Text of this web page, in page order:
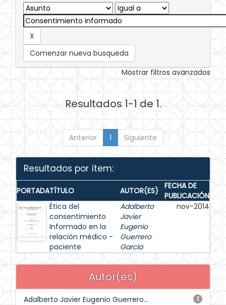
Comenzar nueva busqueda
Mostrar filtros avanzados
Resultados 1-1 de 1.
Anterior 1 Siguiente
Resultados por ítem:
PORTADATÍTULO AUTOR(ES)
FECHA DE
PUBLICACIÓN
Ética del
consentimiento
Informado en la
relación médico -
paciente
Adalberto
Javier
Eugenio
Guerrero
García
nov-2014
Autor(es)
1
Adalberto Javier Eugenio Guerrero...